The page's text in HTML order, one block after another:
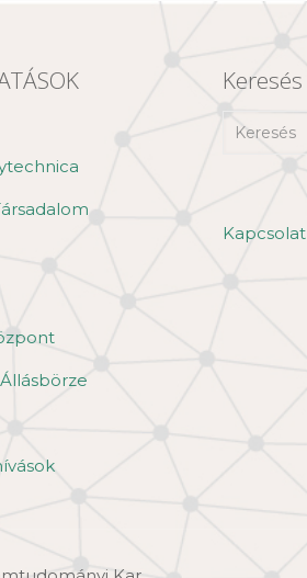
Keresés
Kapcsolat